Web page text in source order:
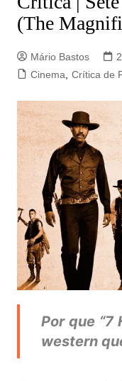
(The
Mário Bastos
Cinema, Crítica de
Por que “7
western